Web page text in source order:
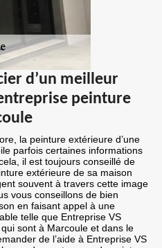
d’un meilleur
peinture
la peinture extérieure d’une
parfois certaines informations
il est toujours conseillé de
extérieure de sa maison
souvent à travers cette image
vous conseillons de bien
en faisant appel à une
telle que Entreprise VS
sont à Marcoule et dans le
de l’aide à Entreprise VS